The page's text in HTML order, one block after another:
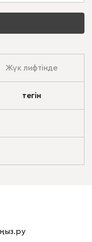
Жүк лифтінде
тегін